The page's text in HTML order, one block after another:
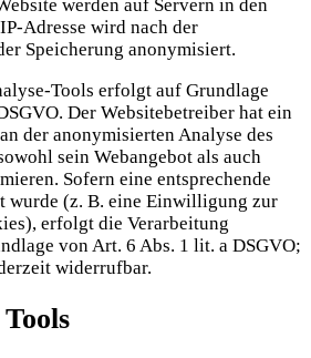
werden auf Servern in den
Adresse wird nach der
Speicherung anonymisiert.
Tools erfolgt auf Grundlage
Der Websitebetreiber hat ein
der anonymisierten Analyse des
sein Webangebot als auch
Sofern eine entsprechende
wurde (z. B. eine Einwilligung zur
erfolgt die Verarbeitung
von Art. 6 Abs. 1 lit. a DSGVO;
widerrufbar.